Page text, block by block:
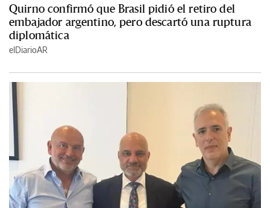
Quirno confirmó que Brasil pidió el retiro del
embajador argentino, pero descartó una ruptura
diplomática
elDiarioAR